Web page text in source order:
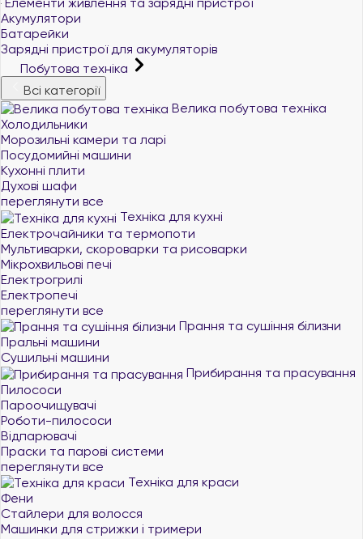
Акумулятори
Батарейки
Зарядні пристрої для акумуляторів
Побутова техніка
Всі категорії
Велика побутова техніка
Холодильники
Морозильні камери та ларі
Посудомийні машини
Кухонні плити
Духові шафи
переглянути все
Техніка для кухні
Електрочайники та термопоти
Мультиварки, скороварки та рисоварки
Мікрохвильові печі
Електрогрилі
Електропечі
переглянути все
Прання та сушіння білизни
Пральні машини
Сушильні машини
Прибирання та прасування
Пилососи
Пароочищувачі
Роботи-пилососи
Відпарювачі
Праски та парові системи
переглянути все
Техніка для краси
Фени
Стайлери для волосся
Машинки для стрижки і тримери